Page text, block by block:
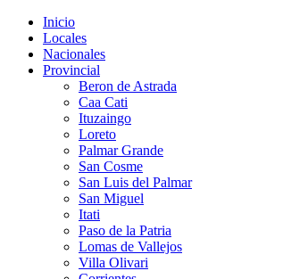
Inicio
Locales
Nacionales
Provincial
Beron de Astrada
Caa Cati
Ituzaingo
Loreto
Palmar Grande
San Cosme
San Luis del Palmar
San Miguel
Itati
Paso de la Patria
Lomas de Vallejos
Villa Olivari